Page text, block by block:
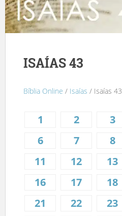
ISAÍAS 43
Bíblia Online / Isaías / Isaías 43
1 2 3
6
7 8
11
12 13
16
17 18
21
22 23